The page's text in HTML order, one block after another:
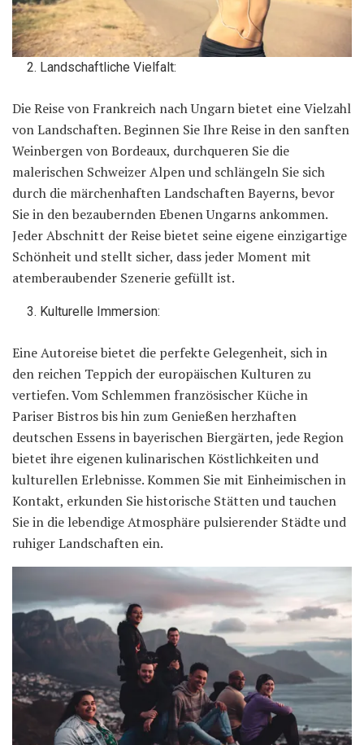
Landschaftliche Vielfalt:
Die Reise von Frankreich nach Ungarn bietet eine Vielzahl
von Landschaften. Beginnen Sie Ihre Reise in den sanften
Weinbergen von Bordeaux, durchqueren Sie die
malerischen Schweizer Alpen und schlängeln Sie sich
durch die märchenhaften Landschaften Bayerns, bevor
Sie in den bezaubernden Ebenen Ungarns ankommen.
Jeder Abschnitt der Reise bietet seine eigene einzigartige
Schönheit und stellt sicher, dass jeder Moment mit
atemberaubender Szenerie gefüllt ist.
Kulturelle Immersion:
Eine Autoreise bietet die perfekte Gelegenheit, sich in
den reichen Teppich der europäischen Kulturen zu
vertiefen. Vom Schlemmen französischer Küche in
Pariser Bistros bis hin zum Genießen herzhaften
deutschen Essens in bayerischen Biergärten, jede Region
bietet ihre eigenen kulinarischen Köstlichkeiten und
kulturellen Erlebnisse. Kommen Sie mit Einheimischen in
Kontakt, erkunden Sie historische Stätten und tauchen
Sie in die lebendige Atmosphäre pulsierender Städte und
ruhiger Landschaften ein.